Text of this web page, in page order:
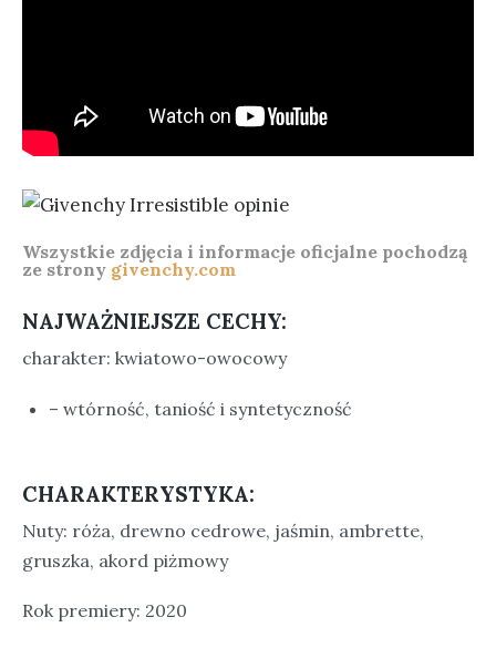
Wszystkie zdjęcia i informacje oficjalne pochodzą
ze strony givenchy.com
NAJWAŻNIEJSZE CECHY:
charakter: kwiatowo-owocowy
– wtórność, taniość i syntetyczność
CHARAKTERYSTYKA:
Nuty: róża, drewno cedrowe, jaśmin, ambrette,
gruszka, akord piżmowy
Rok premiery: 2020